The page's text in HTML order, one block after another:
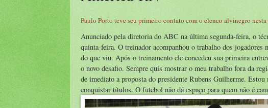
Paulo Porto teve seu primeiro contato com o elenco alvinegro
Anunciado pela diretoria do ABC na última segunda-feira, o
quinta-feira. O treinador acompanhou o trabalho dos
do que viu. Após o treinamento ele concedeu sua primeira
o novo desafio. Sempre quis mostrar o meu trabalho fora da
de imediato a proposta do presidente Rubens Guilherme.
conquistar títulos. O futebol não dá espaço para quem não é